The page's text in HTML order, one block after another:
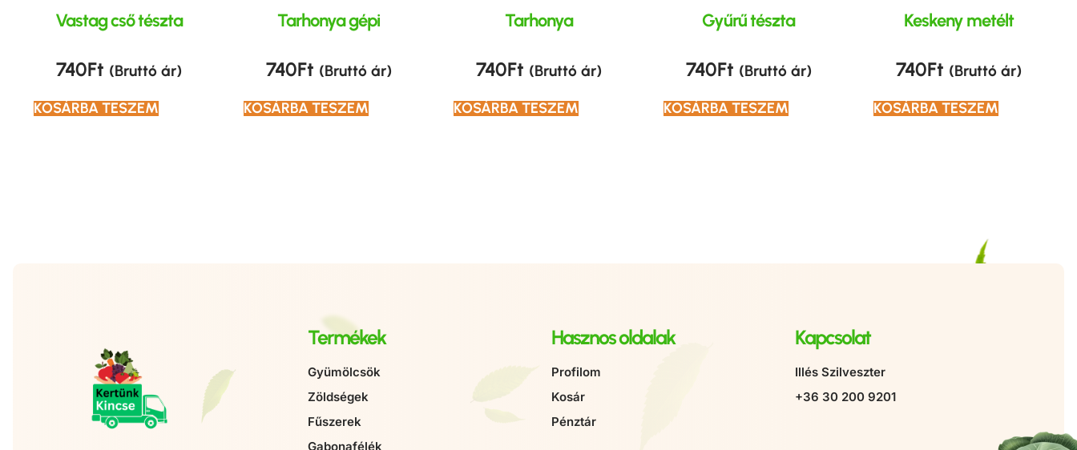
Vastag cső tészta
740Ft (Bruttó ár)
KOSÁRBA TESZEM
Tarhonya gépi
740Ft (Bruttó ár)
KOSÁRBA TESZEM
Tarhonya
740Ft (Bruttó ár)
KOSÁRBA TESZEM
Gyűrű tészta
740Ft (Bruttó ár)
KOSÁRBA TESZEM
Keskeny metélt
740Ft (Bruttó ár)
KOSÁRBA TESZEM
Termékek
Gyümölcsök
Zöldségek
Fűszerek
Gabonafélék
Hasznos oldalak
Profilom
Kosár
Pénztár
Kapcsolat
Illés Szilveszter
+36 30 200 9201